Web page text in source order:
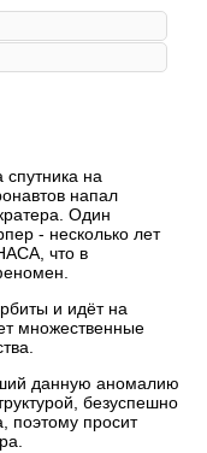
спутника на
напал
Один
- несколько лет
что в
и идёт на
множественные
данную аномалию
безуспешно
поэтому просит